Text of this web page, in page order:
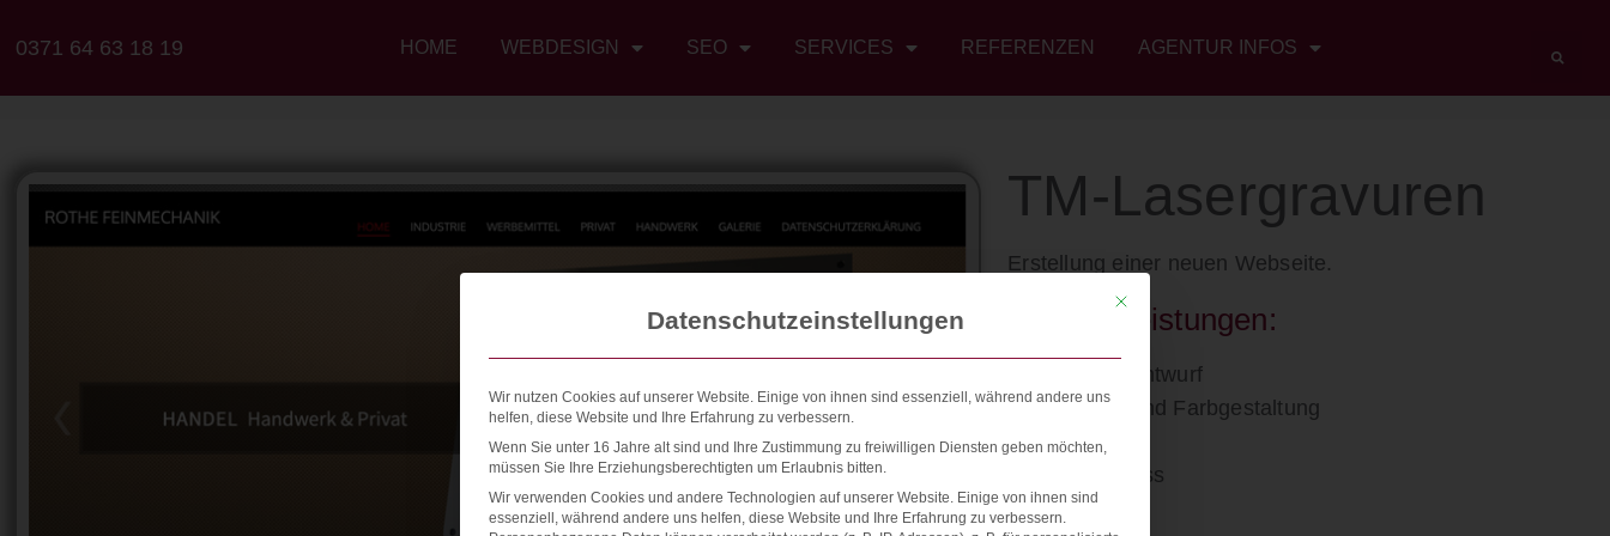
0371 64 63 18 19 HOME WEBDESIGN SEO SERVICES REFERENZEN AGENTUR INFOS
TM-Lasergravuren
Erstellung einer neuen Webseite.
Unsere Leistungen:
Layout/Entwurf
Design und Farbgestaltung
Logo
WordPress
HTML
Mit diesem Button wird der Dialog geschlossen. Seine Funktionalität ist
Datenschutzeinstellungen
Wir nutzen Cookies auf unserer Website. Einige von ihnen sind essenziell, während andere uns
helfen, diese Website und Ihre Erfahrung zu verbessern.
Wenn Sie unter 16 Jahre alt sind und Ihre Zustimmung zu freiwilligen Diensten geben möchten,
müssen Sie Ihre Erziehungsberechtigten um Erlaubnis bitten.
Wir verwenden Cookies und andere Technologien auf unserer Website. Einige von ihnen sind
essenziell, während andere uns helfen, diese Website und Ihre Erfahrung zu verbessern.